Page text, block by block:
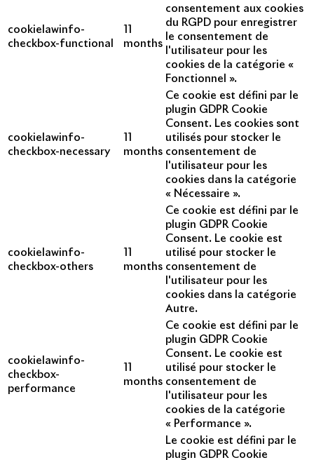
cookielawinfo-
checkbox-functional
months
consentement aux cookies
du RGPD pour enregistrer
le consentement de
l'utilisateur pour les
cookies de la catégorie «
Fonctionnel ».
cookielawinfo-
checkbox-necessary
months
Ce cookie est défini par le
plugin GDPR Cookie
Consent. Les cookies sont
utilisés pour stocker le
consentement de
l'utilisateur pour les
cookies dans la catégorie
« Nécessaire ».
cookielawinfo-
checkbox-others
months
Ce cookie est défini par le
plugin GDPR Cookie
Consent. Le cookie est
utilisé pour stocker le
consentement de
l'utilisateur pour les
cookies dans la catégorie
Autre.
cookielawinfo-
checkbox-
performance
months
Ce cookie est défini par le
plugin GDPR Cookie
Consent. Le cookie est
utilisé pour stocker le
consentement de
l'utilisateur pour les
cookies de la catégorie
« Performance ».
Le cookie est défini par le
plugin GDPR Cookie